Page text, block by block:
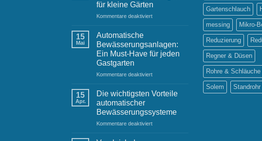
für kleine Gärten
Kommentare deaktiviertfür
Bewässerungslösungen
für
kleine
Gärten
15
Mai
Automatische
Bewässerungsanlagen:
Ein Must-Have für jeden
Gastgarten
Kommentare deaktiviertfür
Bewässerungsanlagen:
Have
für
15
Apr.
Die wichtigsten Vorteile
automatischer
Bewässerungssysteme
Kommentare deaktiviertfür
Gartenschlauch
messing Mikro-
Reduzierung
Regner & Düsen
Rohre & Schläuche
Solem Standrohr